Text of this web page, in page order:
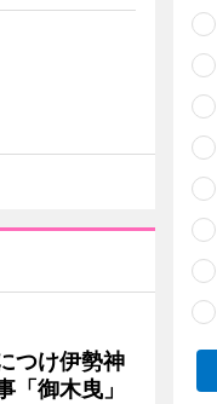
つけ伊勢神
御木曳」